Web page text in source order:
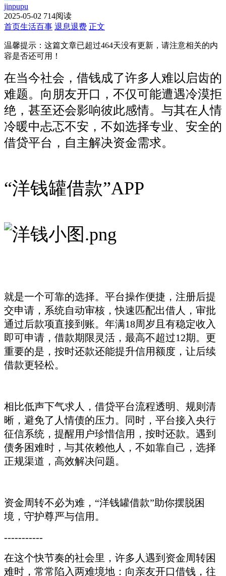
jinpupu
2025-05-02 714阅读
首页生活百事 退息退费 正文
温馨提示：这篇文章已超过464天没有更新，请注意相关的内
容是否还可用！
在当今社会，借钱成了许多人难以启齿的
难题。向朋友开口，不仅可能遭遇冷漠拒
绝，甚至还会影响彼此感情。与其在人情
冷暖中忐忑不安，不如选择专业、安全的
借贷平台，自主解决资金需求。
“洋钱罐借款”APP
就是一个可靠的选择。平台操作便捷，注册后提
交申请，系统自动审核，快速匹配出借人，审批
通过后款项直接到账。年满18周岁且有稳定收入
即可申请，借款期限灵活，最高不超过12期。更
重要的是，按时还款还能提升信用额度，让后续
借款更轻松。
相比低声下气求人，借贷平台流程透明、规则清
晰，避免了人情债的压力。同时，平台接入央行
征信系统，提醒用户珍惜信用，按时还款。遇到
债务困难时，与其依赖他人，不如靠自己，选择
正规渠道，高效解决问题。
资金周转不必为难，“洋钱罐借款”助你摆脱困
境，守护尊严与信用。
-----------
在这个快节奏的社会里，许多人遇到资金周转困
难时，常常陷入两难境地：向亲友开口借钱，往